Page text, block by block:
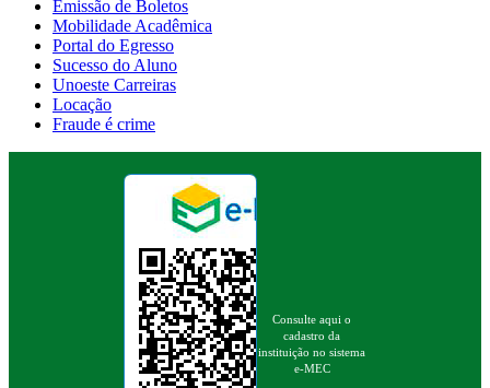
Emissão de Boletos
Mobilidade Acadêmica
Portal do Egresso
Sucesso do Aluno
Unoeste Carreiras
Locação
Fraude é crime
Consulte aqui o
cadastro da
instituição no sistema
e-MEC